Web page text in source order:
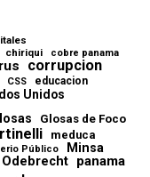
chiriqui cobre panama
corrupcion
CSS educacion
Unidos
Glosas de Foco
meduca
Público Minsa
Odebrecht panama